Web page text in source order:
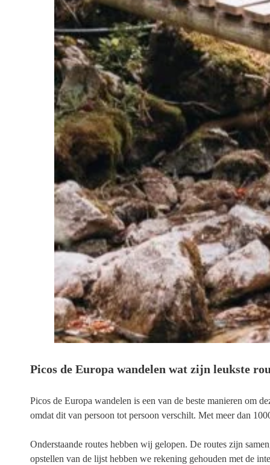
Picos de Europa wandelen wat zijn leukste
Picos de Europa wandelen is een van de beste manieren om
omdat dit van persoon tot persoon verschilt. Met meer dan
Onderstaande routes hebben wij gelopen. De routes zijn
opstellen van de lijst hebben we rekening gehouden met de